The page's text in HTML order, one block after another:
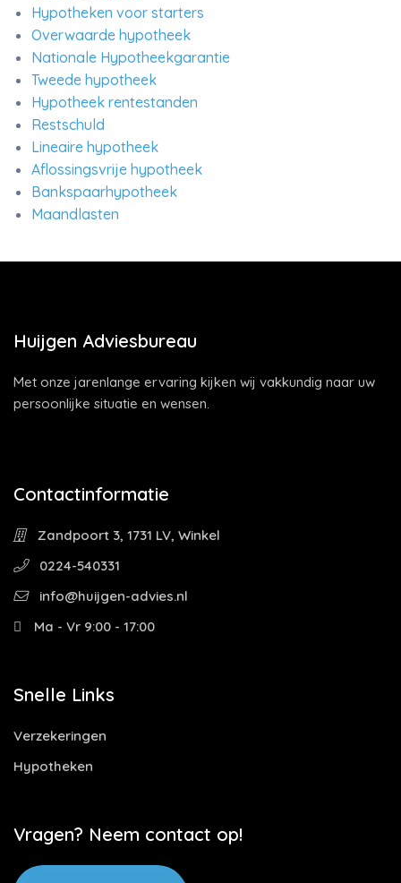
Hypotheken voor starters
Overwaarde hypotheek
Nationale Hypotheekgarantie
Tweede hypotheek
Hypotheek rentestanden
Restschuld
Lineaire hypotheek
Aflossingsvrije hypotheek
Bankspaarhypotheek
Maandlasten
Huijgen Adviesbureau
Met onze jarenlange ervaring kijken wij vakkundig naar uw
persoonlijke situatie en wensen.
Contactinformatie
Zandpoort 3, 1731 LV, Winkel
0224-540331
info@huijgen-advies.nl
Ma - Vr 9:00 - 17:00
Snelle Links
Verzekeringen
Hypotheken
Vragen? Neem contact op!